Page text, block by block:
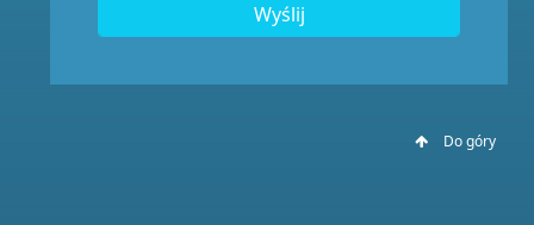
Wyślij
Do góry